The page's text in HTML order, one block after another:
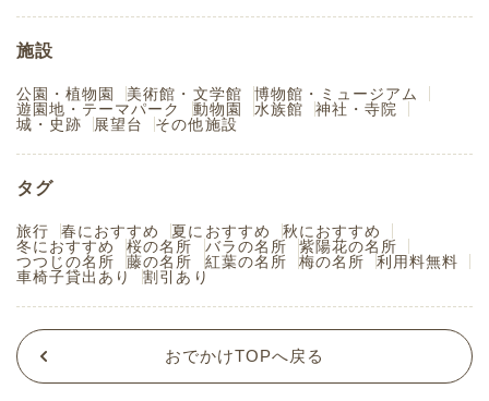
施設
公園・植物園 美術館・文学館
博物館・ミュージアム
遊園地・テーマパーク
動物園 水族館
神社・寺院
城・史跡
展望台 その他施設
タグ
旅行 春におすすめ 夏におすすめ
秋におすすめ
冬におすすめ
桜の名所 バラの名所
紫陽花の名所
つつじの名所
藤の名所 紅葉の名所 梅の名所
利用料無料
車椅子貸出あり
割引あり
おでかけTOPへ戻る